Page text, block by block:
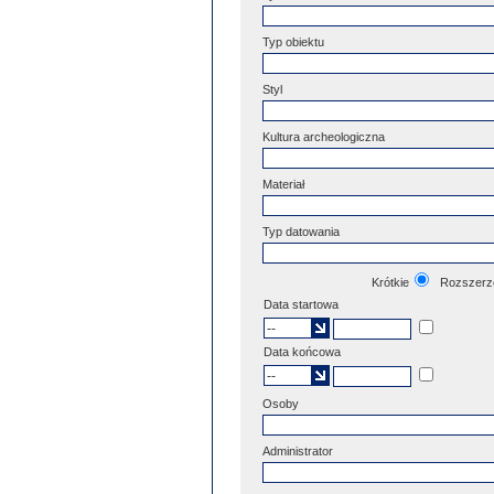
Typ obiektu
Styl
Kultura archeologiczna
Materiał
Typ datowania
Krótkie
Data startowa
Data końcowa
Osoby
Administrator